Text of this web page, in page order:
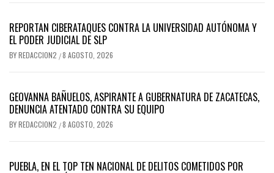
REPORTAN CIBERATAQUES CONTRA LA UNIVERSIDAD AUTÓNOMA Y
EL PODER JUDICIAL DE SLP
BYREDACCION2 /8 AGOSTO, 2026
GEOVANNA BAÑUELOS, ASPIRANTE A GUBERNATURA DE ZACATECAS,
DENUNCIA ATENTADO CONTRA SU EQUIPO
BYREDACCION2 /8 AGOSTO, 2026
PUEBLA, EN EL TOP TEN NACIONAL DE DELITOS COMETIDOS POR